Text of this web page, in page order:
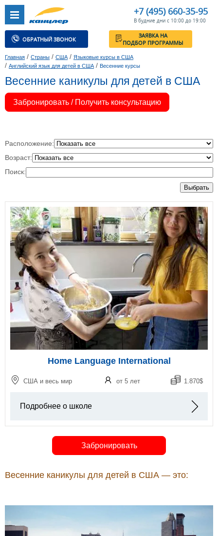
+7 (495) 660-35-95
В будние дни с 10:00 до 19:00
ОБРАТНЫЙ ЗВОНОК
ЗАЯВКА НА
ПОДБОР ПРОГРАММЫ
Главная / Страны / США / Языковые курсы в США
/ Английский язык для детей в США / Весенние курсы
Весенние каникулы для детей в США
Забронировать / Получить консультацию
Расположение:
Возраст:
Поиск:
Выбрать
Home Language International
США и весь мир от 5 лет 1.870$
Подробнее о школе
Забронировать
Весенние каникулы для детей в США — это: